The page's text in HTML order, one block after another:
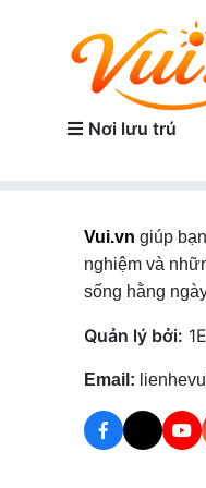
Nơi lưu trú
Vui.vn giúp
nghiệm và
sống hằng
Quản lý bởi:
Email: